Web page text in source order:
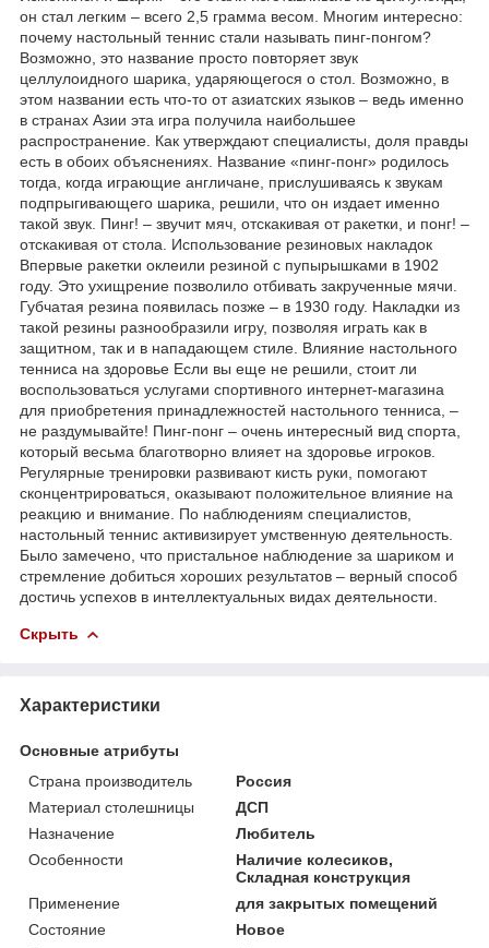
он стал легким – всего 2,5 грамма весом. Многим интересно:
почему настольный теннис стали называть пинг-понгом?
Возможно, это название просто повторяет звук
целлулоидного шарика, ударяющегося о стол. Возможно, в
этом названии есть что-то от азиатских языков – ведь именно
в странах Азии эта игра получила наибольшее
распространение. Как утверждают специалисты, доля правды
есть в обоих объяснениях. Название «пинг-понг» родилось
тогда, когда играющие англичане, прислушиваясь к звукам
подпрыгивающего шарика, решили, что он издает именно
такой звук. Пинг! – звучит мяч, отскакивая от ракетки, и понг! –
отскакивая от стола. Использование резиновых накладок
Впервые ракетки оклеили резиной с пупырышками в 1902
году. Это ухищрение позволило отбивать закрученные мячи.
Губчатая резина появилась позже – в 1930 году. Накладки из
такой резины разнообразили игру, позволяя играть как в
защитном, так и в нападающем стиле. Влияние настольного
тенниса на здоровье Если вы еще не решили, стоит ли
воспользоваться услугами спортивного интернет-магазина
для приобретения принадлежностей настольного тенниса, –
не раздумывайте! Пинг-понг – очень интересный вид спорта,
который весьма благотворно влияет на здоровье игроков.
Регулярные тренировки развивают кисть руки, помогают
сконцентрироваться, оказывают положительное влияние на
реакцию и внимание. По наблюдениям специалистов,
настольный теннис активизирует умственную деятельность.
Было замечено, что пристальное наблюдение за шариком и
стремление добиться хороших результатов – верный способ
достичь успехов в интеллектуальных видах деятельности.
Скрыть
Характеристики
Основные атрибуты
Страна производитель
Россия
Материал столешницы
ДСП
Назначение
Любитель
Особенности
Наличие колесиков,
Складная конструкция
Применение
для закрытых помещений
Состояние
Новое